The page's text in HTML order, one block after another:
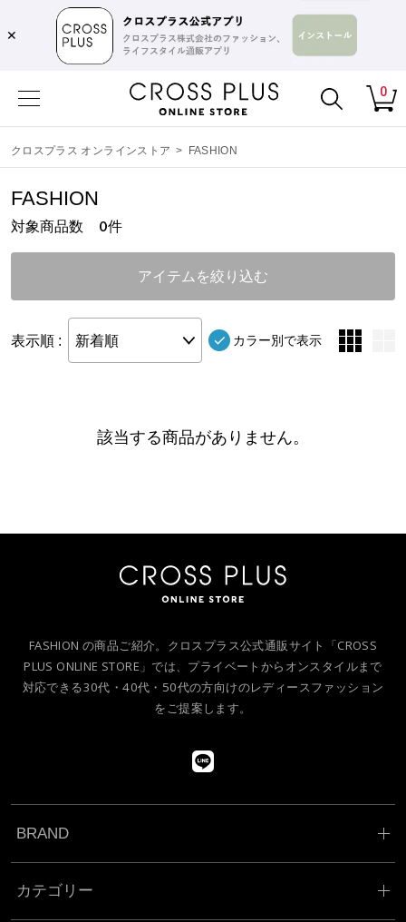
✕
0
クロスプラス オンラインストア > FASHION
対象商品数 0件
FASHION
アイテムを絞り込む
表示順 : 新着順 カラー別で表示
該当する商品がありません。
FASHION の商品ご紹介。クロスプラス公式通販サイト「CROSS
PLUS ONLINE STORE」では、プライベートからオンスタイルまで
対応できる30代・40代・50代の方向けのレディースファッション
をご提案します。
BRAND
カテゴリー